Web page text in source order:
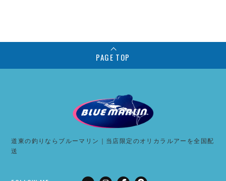
PAGE TOP
道東の釣りならブルーマリン｜当店限定のオリカラルアーを全国配
送